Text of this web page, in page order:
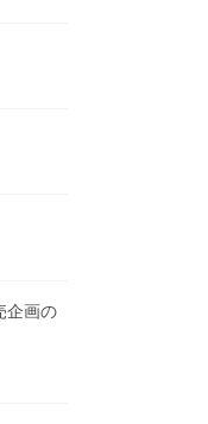
企画の